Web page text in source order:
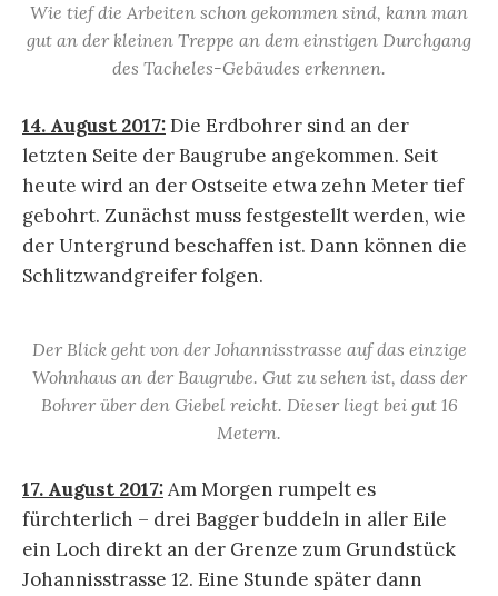
Wie tief die Arbeiten schon gekommen sind, kann man
gut an der kleinen Treppe an dem einstigen Durchgang
des Tacheles-Gebäudes erkennen.
14. August 2017:Die Erdbohrer sind an der
letzten Seite der Baugrube angekommen. Seit
heute wird an der Ostseite etwa zehn Meter tief
gebohrt. Zunächst muss festgestellt werden, wie
der Untergrund beschaffen ist. Dann können die
Schlitzwandgreifer folgen.
Der Blick geht von der Johannisstrasse auf das einzige
Wohnhaus an der Baugrube. Gut zu sehen ist, dass der
Bohrer über den Giebel reicht. Dieser liegt bei gut 16
Metern.
17. August 2017:Am Morgen rumpelt es
fürchterlich – drei Bagger buddeln in aller Eile
ein Loch direkt an der Grenze zum Grundstück
Johannisstrasse 12. Eine Stunde später dann